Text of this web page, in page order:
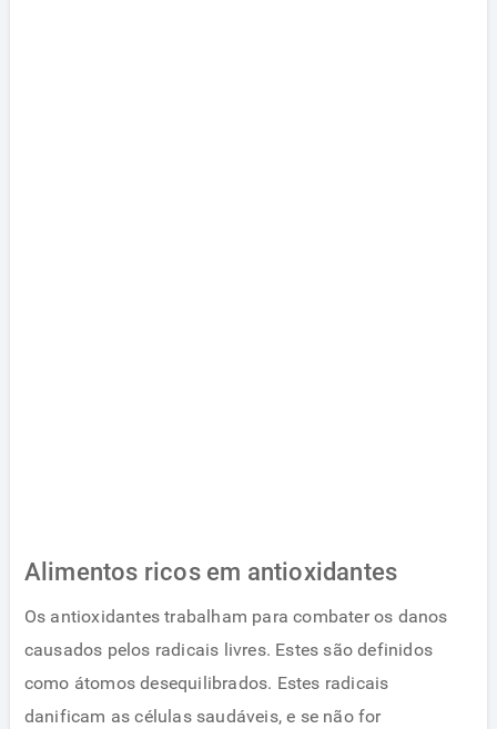
Alimentos ricos em antioxidantes
Os antioxidantes trabalham para combater os danos
causados ​​pelos radicais livres. Estes são definidos
como átomos desequilibrados. Estes radicais
danificam as células saudáveis​​, e se não for